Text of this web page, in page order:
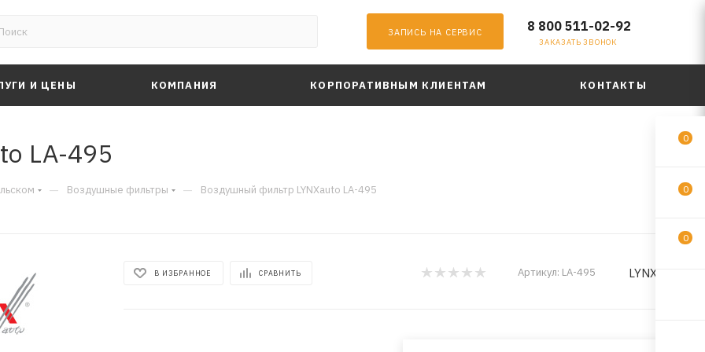
ЗАПИСЬ НА СЕРВИС 8 800 511-02-92
ЗАКАЗАТЬ ЗВОНОК
И ЦЕНЫ КОМПАНИЯ КОРПОРАТИВНЫМ КЛИЕНТАМ КОНТАКТЫ
LA-495
— Воздушные фильтры — Воздушный фильтр LYNXauto LA-495
В ИЗБРАННОЕ СРАВНИТЬ Артикул: LA-495 LYNXauto
0
0
0